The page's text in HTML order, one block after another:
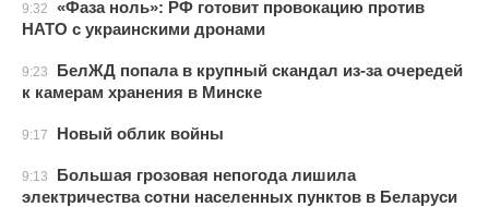
9:32
«Фаза ноль»: РФ готовит провокацию против
НАТО с украинскими дронами
9:23
БелЖД попала в крупный скандал из-за очередей
к камерам хранения в Минске
9:17 Новый облик войны
9:13
Большая грозовая непогода лишила
электричества сотни населенных пунктов в Беларуси